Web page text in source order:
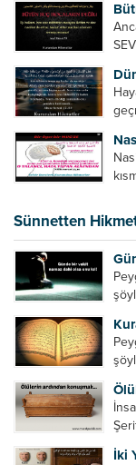
Sünnetten
bir
İki